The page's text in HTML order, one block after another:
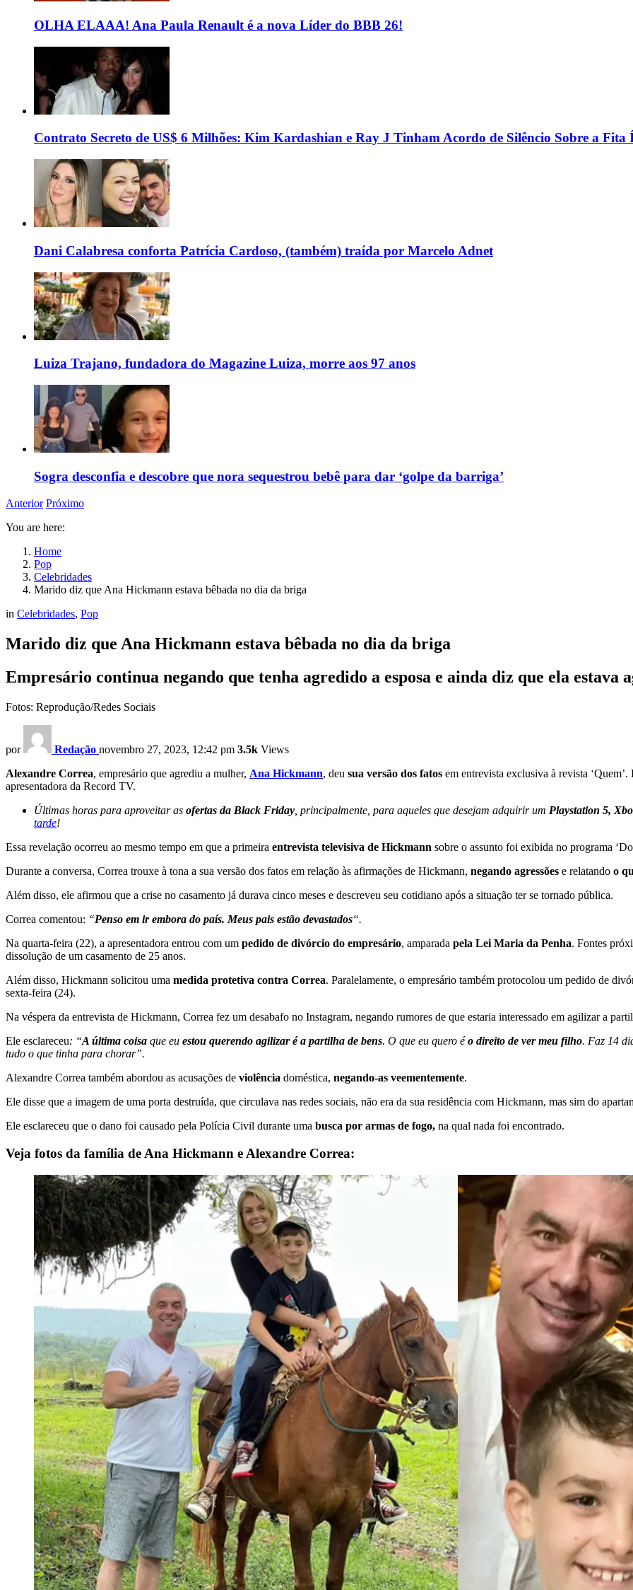
OLHA ELAAA! Ana Paula Renault é a nova Líder do BBB 26!
Contrato Secreto de US$ 6 Milhões: Kim Kardashian e Ray J Tinham Acordo de Silêncio Sobre a Fita
Dani Calabresa conforta Patrícia Cardoso, (também) traída por Marcelo Adnet
Luiza Trajano, fundadora do Magazine Luiza, morre aos 97 anos
Sogra desconfia e descobre que nora sequestrou bebê para dar ‘golpe da barriga’
Anterior Próximo
You are here:
Home
Pop
Celebridades
Marido diz que Ana Hickmann estava bêbada no dia da briga
in Celebridades, Pop
Marido diz que Ana Hickmann estava bêbada no dia da briga
Empresário continua negando que tenha agredido a esposa e ainda diz que ela estava
Fotos: Reprodução/Redes Sociais
por Redação novembro 27, 2023, 12:42 pm 3.5k Views
Alexandre Correa, empresário que agrediu a mulher, Ana Hickmann, deu sua versão dos fatos em entrevista exclusiva à revista
apresentadora da Record TV.
Últimas horas para aproveitar as ofertas da Black Friday , principalmente, para aqueles que desejam adquirir um Playstation 5,
tarde!
Essa revelação ocorreu ao mesmo tempo em que a primeira entrevista televisiva de Hickmann sobre o assunto foi exibida no programa
Durante a conversa, Correa trouxe à tona a sua versão dos fatos em relação às afirmações de Hickmann, negando agressões e relatando o
Além disso, ele afirmou que a crise no casamento já durava cinco meses e descreveu seu cotidiano após a situação ter se tornado pública.
Correa comentou: “Penso em ir embora do país. Meus pais estão devastados“.
Na quarta-feira (22), a apresentadora entrou com um pedido de divórcio do empresário, amparada pela Lei Maria da Penha. Fontes
dissolução de um casamento de 25 anos.
Além disso, Hickmann solicitou uma medida protetiva contra Correa. Paralelamente, o empresário também protocolou um pedido de
sexta-feira (24).
Na véspera da entrevista de Hickmann, Correa fez um desabafo no Instagram, negando rumores de que estaria interessado em agilizar a
Ele esclareceu: “A última coisa que eu estou querendo agilizar é a partilha de bens. O que eu quero éo direito de ver meu filho. Faz 14
tudo o que tinha para chorar”.
Alexandre Correa também abordou as acusações de violência doméstica, negando-as veementemente.
Ele disse que a imagem de uma porta destruída, que circulava nas redes sociais, não era da sua residência com Hickmann, mas sim do
Ele esclareceu que o dano foi causado pela Polícia Civil durante uma busca por armas de fogo, na qual nada foi encontrado.
Veja fotos da família de Ana Hickmann e Alexandre Correa: